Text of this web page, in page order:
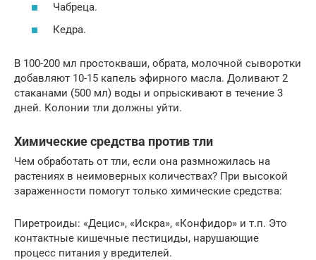
Чабреца.
Кедра.
В 100-200 мл простокваши, обрата, молочной сыворотки
добавляют 10-15 капель эфирного масла. Доливают 2
стаканами (500 мл) воды и опрыскивают в течение 3
дней. Колонии тли должны уйти.
Химические средства против тли
Чем обработать от тли, если она размножилась на
растениях в неимоверных количествах? При высокой
зараженности помогут только химические средства:
Пиретроиды: «Децис», «Искра», «Конфидор» и т.п. Это
контактные кишечные пестициды, нарушающие
процесс питания у вредителей.